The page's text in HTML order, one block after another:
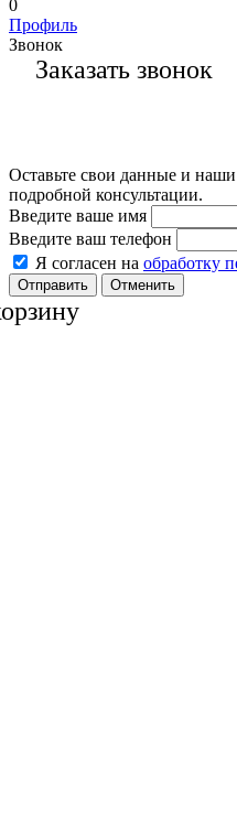
0
Профиль
Звонок
Заказать звонок
Оставьте свои данные и
подробной консультации.
Введите ваше имя
Введите ваш телефон
Я согласен на обработку
Отменить